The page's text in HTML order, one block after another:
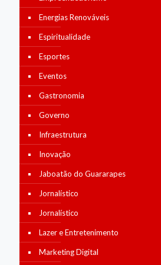
Energias Renováveis
Espiritualidade
Esportes
Eventos
Gastronomia
Governo
Infraestrutura
Inovação
Jaboatão do Guararapes
Jornalístico
Jornalístico
Lazer e Entretenimento
Marketing Digital